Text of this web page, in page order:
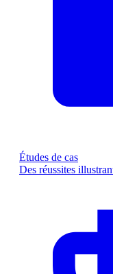
Études de cas
Des réussites